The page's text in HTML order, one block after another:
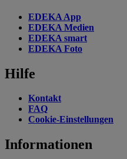
EDEKA App
EDEKA Medien
EDEKA smart
EDEKA Foto
Hilfe
Kontakt
FAQ
Cookie-Einstellungen
Informationen